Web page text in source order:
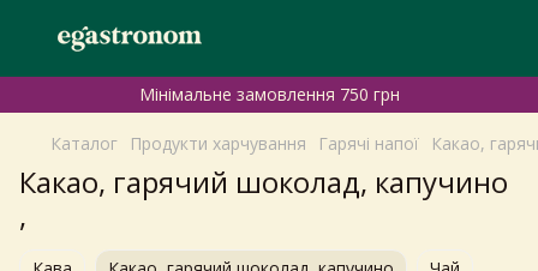
Мінімальне замовлення 750 грн
Каталог Продукти харчування Гарячі напої Какао,
Какао, гарячий шоколад, капучино
,